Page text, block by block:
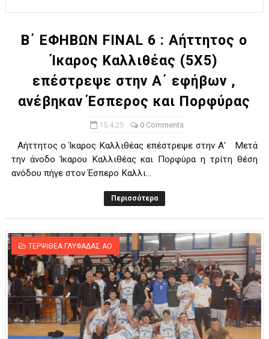
Β΄ ΕΦΗΒΩΝ FINAL 6 : Αήττητος ο
Ίκαρος Καλλιθέας (5Χ5)
επέστρεψε στην Α΄ εφήβων ,
ανέβηκαν Έσπερος και Πορφύρας
15.4.25 0 Comments
Αήττητος ο Ίκαρος Καλλιθέας επέστρεψε στην Α' Μετά
την άνοδο Ίκαρου Καλλιθέας και Πορφύρα η τρίτη θέση
ανόδου πήγε στον Έσπερο Καλλι...
Περισσότερα
ΤΕΡΨΙΘΕΑ ΓΛΥΦΑΔΑΣ ΑΟ